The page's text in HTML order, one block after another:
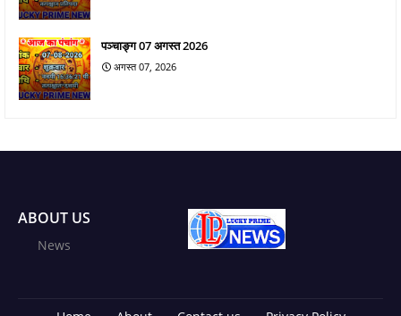
पञ्चाङ्ग 07 अगस्त 2026
अगस्त 07, 2026
ABOUT US
News